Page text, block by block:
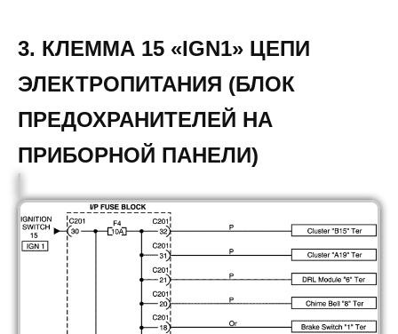
3. КЛЕММА 15 «IGN1» ЦЕПИ
ЭЛЕКТРОПИТАНИЯ (БЛОК
ПРЕДОХРАНИТЕЛЕЙ НА
ПРИБОРНОЙ ПАНЕЛИ)